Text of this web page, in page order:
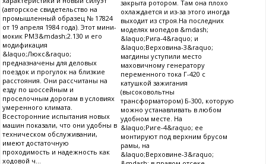
(авторское свидетельство на
промышленный образец № 17824
от 19 апреля 1984 года). Этот мини-
мокик РМЗ&mdash;2.130 и его
модификация
&laquo;Люкс&raquo;
предназначены для деловых
поездок и прогулок на близкие
расстояния. Они рассчитаны на
езду по шоссейным и
проселочным дорогам в условиях
умеренного климата.
Всесторонние испытания новых
машин показали, что они удобны в
техническом обслуживании,
имеют достаточную
проходимость и надежность как
ходовой ч...
закрыта ротором. Там она плохо
охлаждается и из-за этого иногда
выходит из строя.На последних
моделях мопедов &mdash;
&laquo;Рига-4&raquo; и
&laquo;Верховина-3&raquo;
магдины уступили место
маховичному генератору
переменного тока Г-420 с
катушкой зажигания
(высоковольтны
трансформатором) Б-300, которую
можно устанавливать в любом
удобном месте. На
&laquo;Риге-4&raquo; ее
монтируют под верхним брусом
рамы, на
&laquo;Верховине-3&raquo;